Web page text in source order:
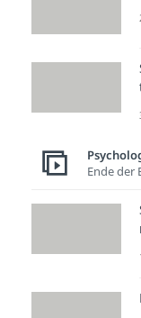
Ende der